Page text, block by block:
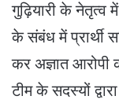
गुढ़ियारी के नेतृत्व में
के संबंध में प्रार्थी
कर अज्ञात आरोपी
टीम के सदस्यों